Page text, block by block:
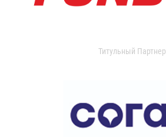
Титульный Партнер